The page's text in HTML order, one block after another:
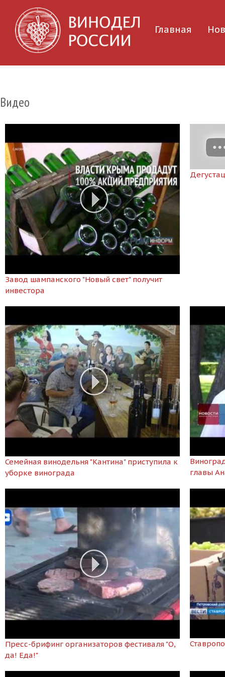
Главная
Видео
Завод шампанского "Новый свет" получит
инвестора
Семейная винодельня "Кантина" приступила к
уборке винограда
главы
Пресс-брифинг организаторов фестиваля "О,
да! Еда!"